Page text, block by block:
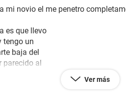
mi novio el me penetro
es que llevo
tengo un
baja del
parecido al
Ver más